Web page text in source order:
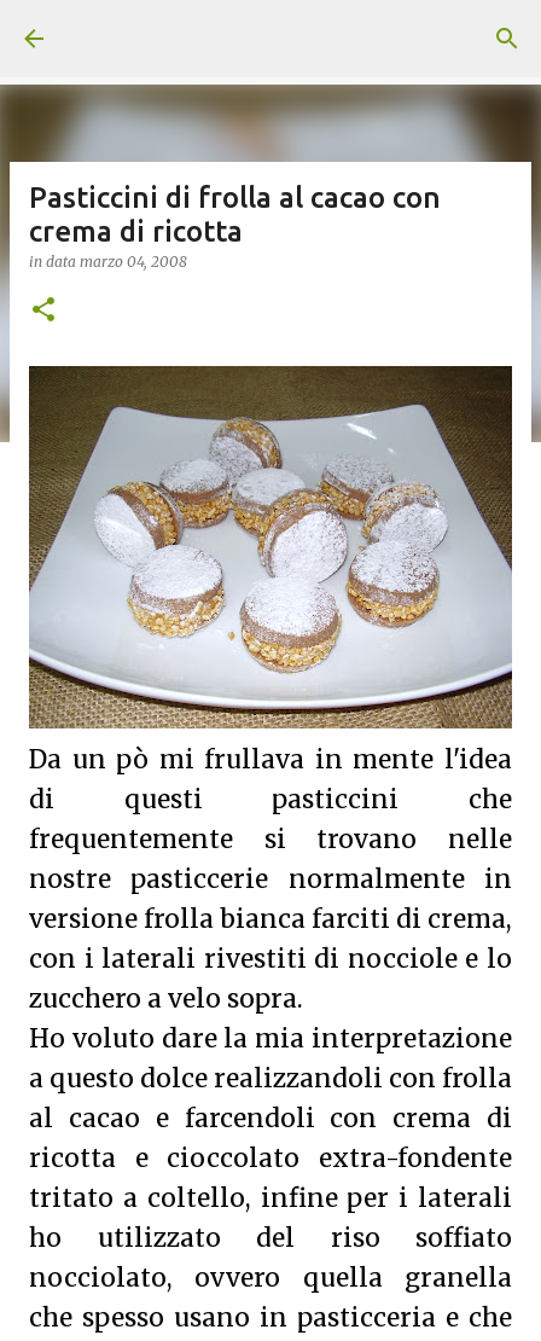
Pasticcini di frolla al cacao con
crema di ricotta
in data marzo 04, 2008
Da un pò mi frullava in mente l'idea
di questi pasticcini che
frequentemente si trovano nelle
nostre pasticcerie normalmente in
versione frolla bianca farciti di crema,
con i laterali rivestiti di nocciole e lo
zucchero a velo sopra.
Ho voluto dare la mia interpretazione
a questo dolce realizzandoli con frolla
al cacao e farcendoli con crema di
ricotta e cioccolato extra-fondente
tritato a coltello, infine per i laterali
ho utilizzato del riso soffiato
nocciolato, ovvero quella granella
che spesso usano in pasticceria e che